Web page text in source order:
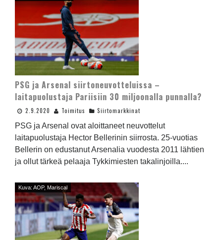
PSG ja Arsenal siirtoneuvotteluissa –
laitapuolustaja Pariisiin 30 miljoonalla punnalla?
2.9.2020 Toimitus Siirtomarkkinat
PSG ja Arsenal ovat aloittaneet neuvottelut
laitapuolustaja Hector Bellerinin siirrosta. 25-vuotias
Bellerin on edustanut Arsenalia vuodesta 2011 lähtien
ja ollut tärkeä pelaaja Tykkimiesten takalinjoilla....
Kuva: AOP, Mariscal